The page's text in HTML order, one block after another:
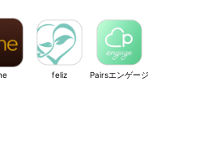
feliz Pairsエンゲージ